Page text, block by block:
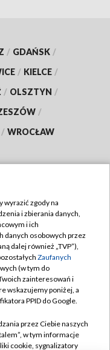
/ GDAŃSK /
/ KIELCE /
/ OLSZTYN /
/
/ WROCŁAW
wyrazić zgody na
i zbierania danych,
i ich
danych osobowych przez
dalej również „TVP”),
Zaufanych
(w tym do
zainteresowań i
wskazujemy poniżej, a
PPID do Google.
przez Ciebie naszych
w tym informacje
cookie, sygnalizatory